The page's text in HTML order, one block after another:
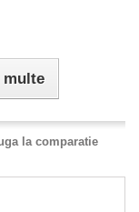
multe
la comparatie